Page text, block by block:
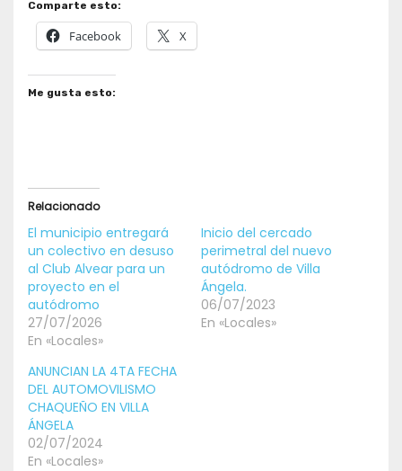
Comparte esto:
Facebook X
Me gusta esto:
Relacionado
El municipio entregará
un colectivo en desuso
al Club Alvear para un
proyecto en el
autódromo
27/07/2026
En «Locales»
Inicio del cercado
perimetral del nuevo
autódromo de Villa
Ángela.
06/07/2023
En «Locales»
ANUNCIAN LA 4TA FECHA
DEL AUTOMOVILISMO
CHAQUEÑO EN VILLA
ÁNGELA
02/07/2024
En «Locales»